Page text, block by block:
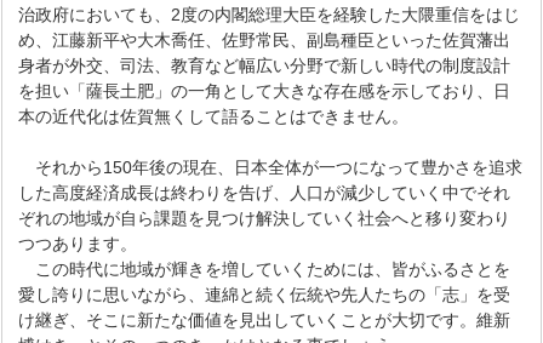
治政府においても、2度の内閣総理大臣を経験した大隈重信をはじ
め、江藤新平や大木喬任、佐野常民、副島種臣といった佐賀藩出
身者が外交、司法、教育など幅広い分野で新しい時代の制度設計
を担い「薩長土肥」の一角として大きな存在感を示しており、日
本の近代化は佐賀無くして語ることはできません。
それから150年後の現在、日本全体が一つになって豊かさを追求
した高度経済成長は終わりを告げ、人口が減少していく中でそれ
ぞれの地域が自ら課題を見つけ解決していく社会へと移り変わり
つつあります。
この時代に地域が輝きを増していくためには、皆がふるさとを
愛し誇りに思いながら、連綿と続く伝統や先人たちの「志」を受
け継ぎ、そこに新たな価値を見出していくことが大切です。維新